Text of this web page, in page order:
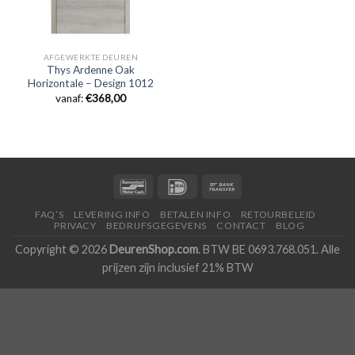
AFGEWERKTE DEUREN
Thys Ardenne Oak
Horizontale – Design 1012
vanaf:€368,00
FAQ’S LEVERING INFO BETALEN INFO
RETOURBELEID
PRIVACY
BEDRIJFSGEGEVENS CONTACT BLOG
Copyright © 2026 DeurenShop.com. BTW BE 0693.768.051. Alle
prijzen zijn inclusief 21% BTW